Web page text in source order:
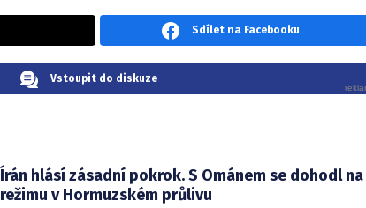
Sdílet na Facebooku
Vstoupit do diskuze
Írán hlásí zásadní pokrok. S Ománem se dohodl na
režimu v Hormuzském průlivu